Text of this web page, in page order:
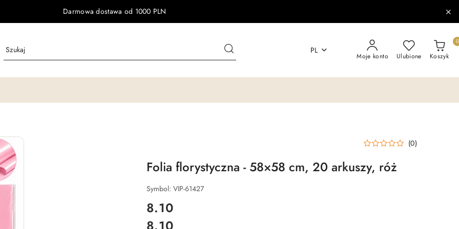
Darmowa dostawa od 1000 PLN
PL
Moje konto Ulubione Koszyk
0
(0)
Folia florystyczna - 58×58 cm, 20 arkuszy, róż
Symbol: VIP-61427
cena:
8.10
Cena: